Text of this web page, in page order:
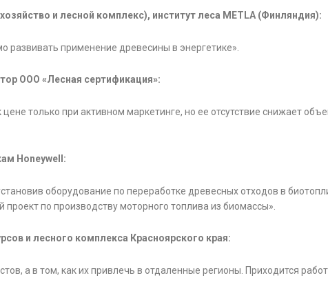
и лесной комплекс), институт леса METLA (Финляндия):
развивать применение древесины в энергетике».
ООО «Лесная сертификация»:
только при активном маркетинге, но ее отсутствие снижает
Honeywell:
оборудование по переработке древесных отходов в
по производству моторного топлива из биомассы».
и лесного комплекса Красноярского края:
а в том, как их привлечь в отдаленные регионы. Приходится